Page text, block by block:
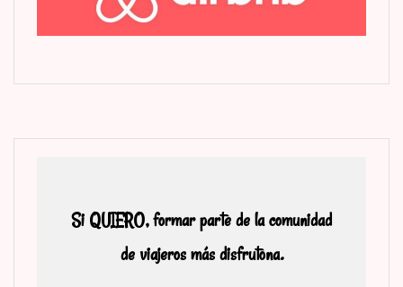
Si QUIERO, formar parte de la comunidad
de viajeros más disfrutona.